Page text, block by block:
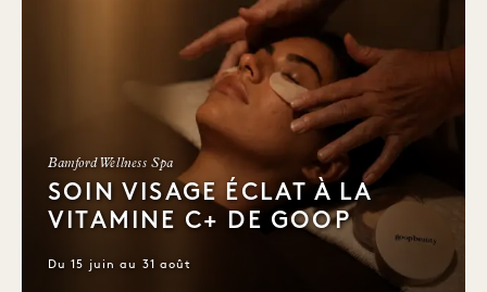
Bamford Wellness Spa
SOIN VISAGE ÉCLAT À LA
VITAMINE C+ DE GOOP
Du 15 juin au 31 août